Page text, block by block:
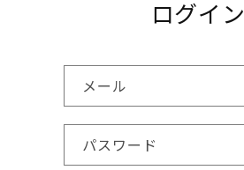
ログイン
メール
パスワード